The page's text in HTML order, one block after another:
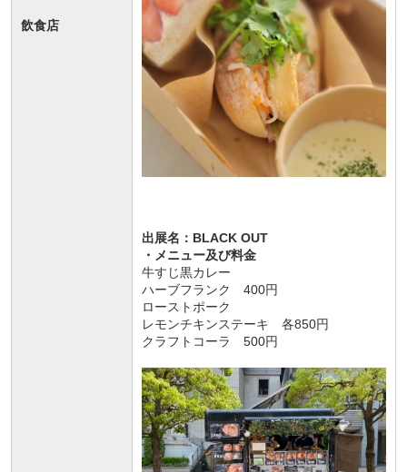
飲食店
出展名：BLACK OUT
・メニュー及び料金
牛すじ黒カレー
ハーブフランク 400円
ローストポーク
レモンチキンステーキ 各850円
クラフトコーラ 500円